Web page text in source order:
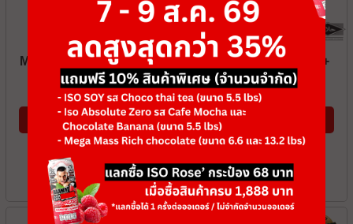
MEGA MASS PRO 1350
เริ่มต้นที่: ฿ 256
ซื้อสินค้า
#9
สินค้าขายดี
ASTAXANTHIN 6MG +
COQ10
เริ่มต้นที่: ฿ 228
ซื้อสินค้า
#10
สินค้าขายดี